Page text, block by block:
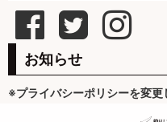
お知らせ
※プライバシーポリシーを変更